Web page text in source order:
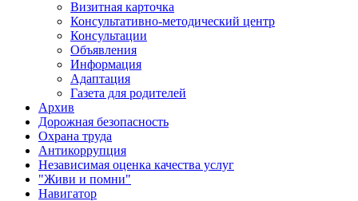
Визитная карточка
Консультативно-методический центр
Консультации
Объявления
Информация
Адаптация
Газета для родителей
Архив
Дорожная безопасность
Охрана труда
Антикоррупция
Независимая оценка качества услуг
"Живи и помни"
Навигатор